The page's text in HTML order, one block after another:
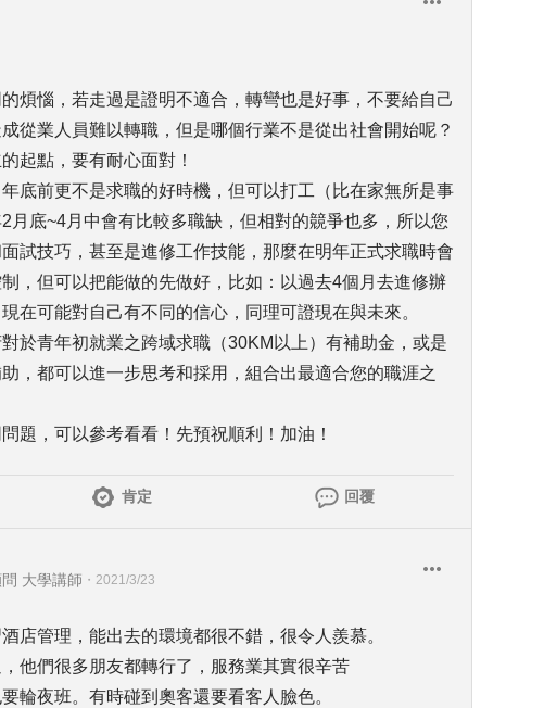
煩惱，若走過是證明不適合，轉彎也是好事，不要給自己
從業人員難以轉職，但是哪個行業不是從出社會開始呢？
起點，要有耐心面對！
底前更不是求職的好時機，但可以打工（比在家無所是事
月底~4月中會有比較多職缺，但相對的竸爭也多，所以您
試技巧，甚至是進修工作技能，那麼在明年正式求職時會
，但可以把能做的先做好，比如：以過去4個月去進修辦
在可能對自己有不同的信心，同理可證現在與未來。
於青年初就業之跨域求職（30KM以上）有補助金，或是
，都可以進一步思考和採用，組合出最適合您的職涯之
題，可以參考看看！先預祝順利！加油！
肯定 回覆
大學講師 ・ 2021/3/23
店管理，能出去的環境都很不錯，很令人羨慕。
他們很多朋友都轉行了，服務業其實很辛苦
輪夜班。有時碰到奧客還要看客人臉色。